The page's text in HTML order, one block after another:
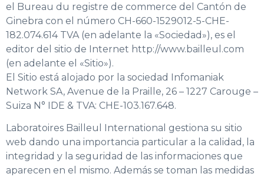
el Bureau du registre de commerce del Cantón de
Ginebra con el número CH-660-1529012-5-CHE-
182.074.614 TVA (en adelante la «Sociedad»), es el
editor del sitio de Internet http://www.bailleul.com
(en adelante el «Sitio»).
El Sitio está alojado por la sociedad Infomaniak
Network SA, Avenue de la Praille, 26 – 1227 Carouge –
Suiza N° IDE & TVA: CHE-103.167.648.
Laboratoires Bailleul International gestiona su sitio
web dando una importancia particular a la calidad, la
integridad y la seguridad de las informaciones que
aparecen en el mismo. Además se toman las medidas